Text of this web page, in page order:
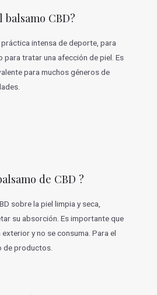
CBD?
intensa de deporte, para
para tratar una afección de piel. Es
para muchos géneros de
de CBD ?
sobre la piel limpia y seca,
su absorción. Es importante que
y no se consuma. Para el
de productos.